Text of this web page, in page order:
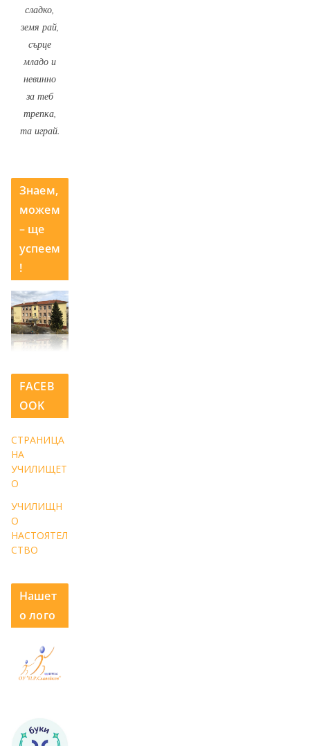
сладко,
земя рай,
сърце
младо и
невинно
за теб
трепка,
та играй.
Знаем,
можем
– ще
успеем
!
FACEB
OOK
СТРАНИЦА
НА
УЧИЛИЩЕТ
О
УЧИЛИЩН
О
НАСТОЯТЕЛ
СТВО
Нашет
о лого